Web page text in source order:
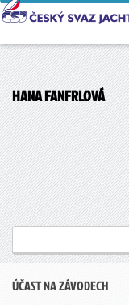
HANA FANFRLOVÁ
ÚČAST NA ZÁVODECH